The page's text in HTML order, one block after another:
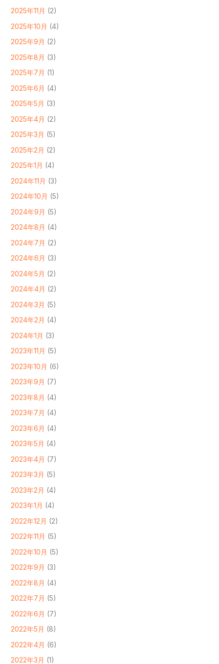
2025年11月 (2)
2025年10月 (4)
2025年9月 (2)
2025年8月 (3)
2025年7月 (1)
2025年6月 (4)
2025年5月 (3)
2025年4月 (2)
2025年3月 (5)
2025年2月 (2)
2025年1月 (4)
2024年11月 (3)
2024年10月 (5)
2024年9月 (5)
2024年8月 (4)
2024年7月 (2)
2024年6月 (3)
2024年5月 (2)
2024年4月 (2)
2024年3月 (5)
2024年2月 (4)
2024年1月 (3)
2023年11月 (5)
2023年10月 (6)
2023年9月 (7)
2023年8月 (4)
2023年7月 (4)
2023年6月 (4)
2023年5月 (4)
2023年4月 (7)
2023年3月 (5)
2023年2月 (4)
2023年1月 (4)
2022年12月 (2)
2022年11月 (5)
2022年10月 (5)
2022年9月 (3)
2022年8月 (4)
2022年7月 (5)
2022年6月 (7)
2022年5月 (8)
2022年4月 (6)
2022年3月 (1)